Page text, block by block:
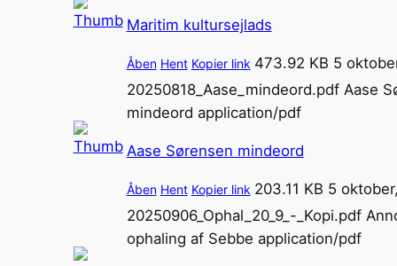
Maritim kultursejlads
Åben Hent Kopier link 473.92 KB 5
20250818_Aase_mindeord.pdf Aase
mindeord application/pdf
Aase Sørensen mindeord
Åben Hent Kopier link 203.11 KB 5
20250906_Ophal_20_9_-_Kopi.pdf
ophaling af Sebbe application/pdf